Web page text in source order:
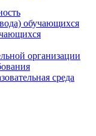
обучающихся
организации
среда